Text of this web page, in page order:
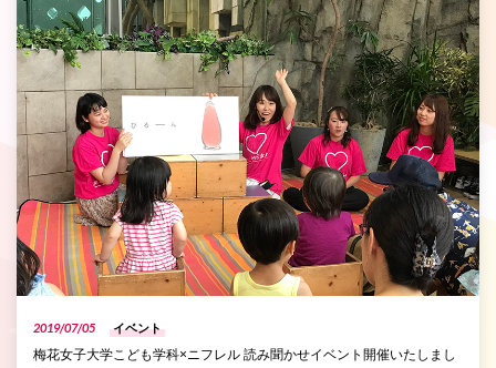
2019/07/05 イベント
梅花女子大学こども学科×ニフレル 読み聞かせイベント開催いたしまし